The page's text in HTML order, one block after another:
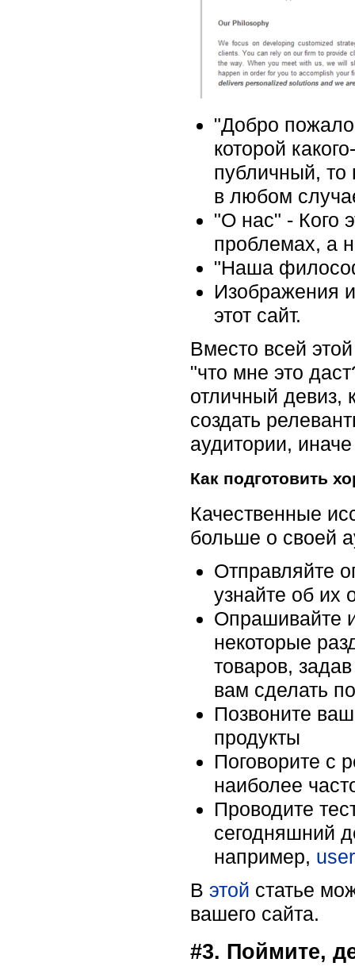
"Добро
которой
публичный, то
в любом
"О нас" - Кого
проблемах, а
"Наша
Изображения
этот сайт.
Вместо всей
"что мне это
отличный девиз,
создать
аудитории,
Как подготовить
Качественные
больше о своей
Отправляйте
узнайте об их
Опрашивайте
некоторые
товаров,
вам сделать
Позвоните
продукты
Поговорите с
наиболее
Проводите
сегодняшний
например,
В этой статье
вашего сайта.
#3. Поймите,